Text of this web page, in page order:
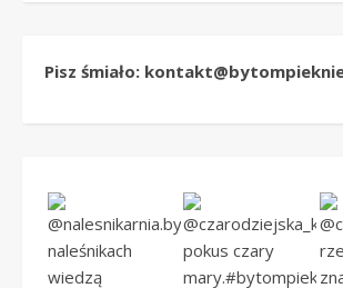
Pisz śmiało: